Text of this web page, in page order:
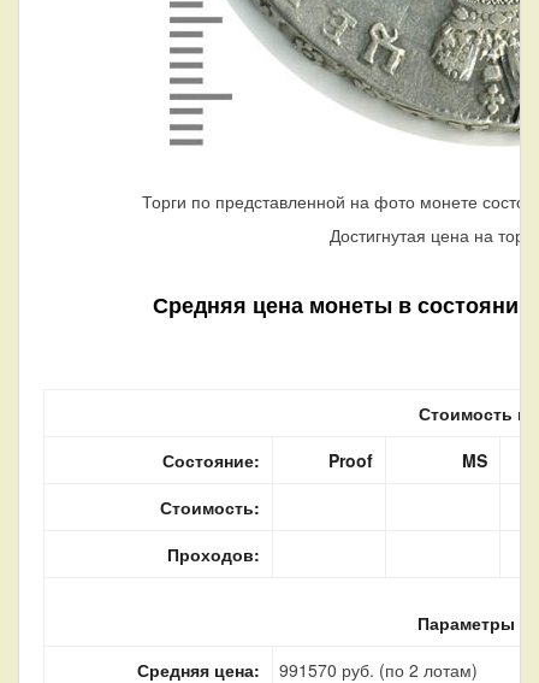
Торги по представленной на фото монете
Достигнутая цена на
Средняя цена монеты в состоянии
Стоимость
Состояние:
Proof
MS
Стоимость:
Проходов:
Параметры
Средняя цена:
991570 руб. (по 2 лотам)